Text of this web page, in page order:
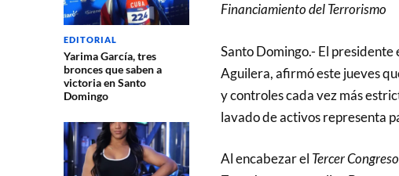
EDITORIAL
Yarima García, tres
bronces que saben a
victoria en Santo
Domingo
Financiamiento del Terrorismo
Santo Domingo.- El
Aguilera, afirmó este jueves
y controles cada vez más
lavado de activos representa
Al encabezar el Tercer